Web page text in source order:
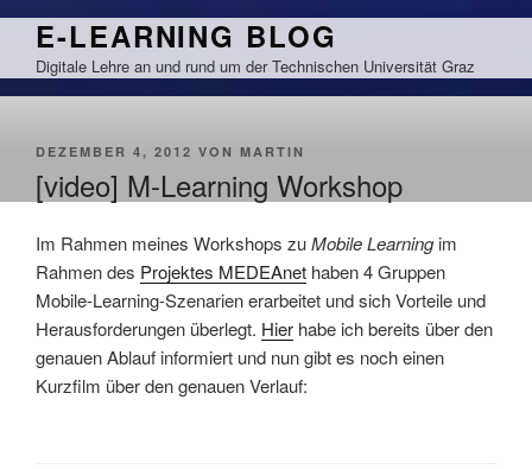
Zum
springen
E-LEARNING BLOG
Digitale Lehre an und rund um der Technischen Universität Graz
VERÖFFENTLICHT
DEZEMBER 4, 2012 VON MARTIN
[video] M-Learning Workshop
Im Rahmen meines Workshops zuMobile Learningim
Rahmen des Projektes MEDEAnet haben 4 Gruppen
Mobile-Learning-Szenarien erarbeitet und sich Vorteile und
Herausforderungen überlegt. Hier habe ich bereits über den
genauen Ablauf informiert und nun gibt es noch einen
Kurzfilm über den genauen Verlauf: